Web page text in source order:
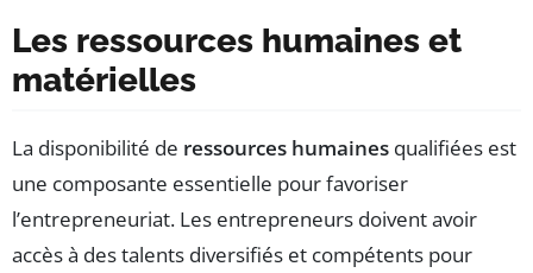
Les ressources humaines et
matérielles
La disponibilité de ressources humaines qualifiées est
une composante essentielle pour favoriser
l’entrepreneuriat. Les entrepreneurs doivent avoir
accès à des talents diversifiés et compétents pour